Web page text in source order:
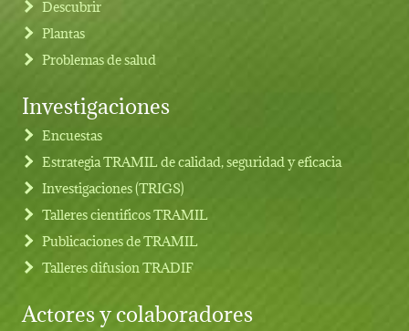
Footer menu
Descubrir
Plantas
Problemas de salud
Investigaciones
Encuestas
Estrategia TRAMIL de calidad, seguridad y eficacia
Investigaciones (TRIGS)
Talleres cientificos TRAMIL
Publicaciones de TRAMIL
Talleres difusion TRADIF
Actores y colaboradores